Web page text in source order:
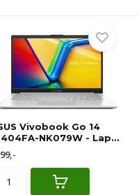
Vivobook Go 14
NK079W - Lap...